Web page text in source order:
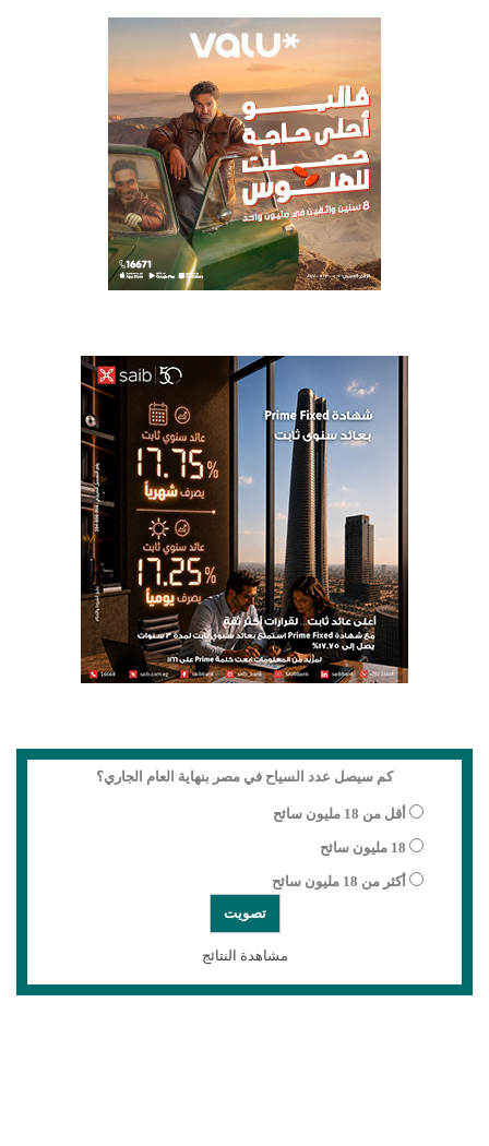
كم سيصل عدد السياح في مصر بنهاية العام الجاري؟
أقل من 18 مليون سائح
18 مليون سائح
أكثر من 18 مليون سائح
مشاهدة النتائج